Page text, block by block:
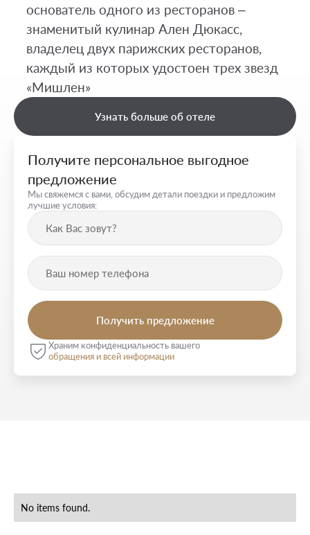
основатель одного из ресторанов –
знаменитый кулинар Ален Дюкасс,
владелец двух парижских ресторанов,
каждый из которых удостоен трех звезд
«Мишлен»
Узнать больше об отеле
Получите персональное выгодное
предложение
Мы свяжемся с вами, обсудим детали поездки и предложим
лучшие условия:
Храним конфиденциальность вашего
обращения и всей информации
No items found.